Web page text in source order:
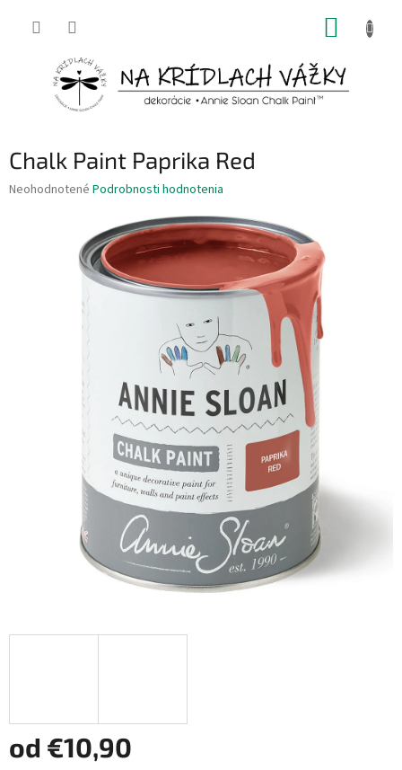
Chalk Paint Paprika Red
Priemerné
Neohodnotené Podrobnosti hodnotenia
od €10,90